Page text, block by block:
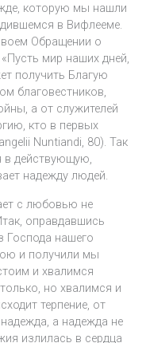
которую мы нашли
в Вифлееме.
Обращении о
мир наших дней,
получить Благую
благовестников,
а от служителей
кто в первых
Nuntiandi, 80). Так
в действующую,
надежду людей.
с любовью не
оправдавшись
нашего
и получили мы
и хвалимся
но хвалимся и
терпение, от
а надежда не
излилась в сердца